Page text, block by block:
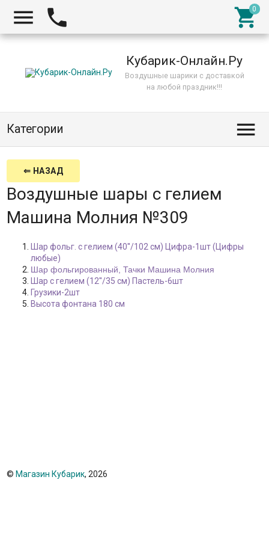
  
Кубарик-Онлайн.Ру
Воздушные шарики с доставкой
на любой праздник!!!
Категории 
⇐ НАЗАД
Воздушные шары с гелием
Машина Молния №309
Шар фольг. с гелием (40''/102 см) Цифра-1шт (Цифры
любые)
Шар фольгированный, Тачки Машина Молния
Шар с гелием (12''/35 см) Пастель-6шт
Грузики-2шт
Высота фонтана 180 см
© Магазин Кубарик, 2026